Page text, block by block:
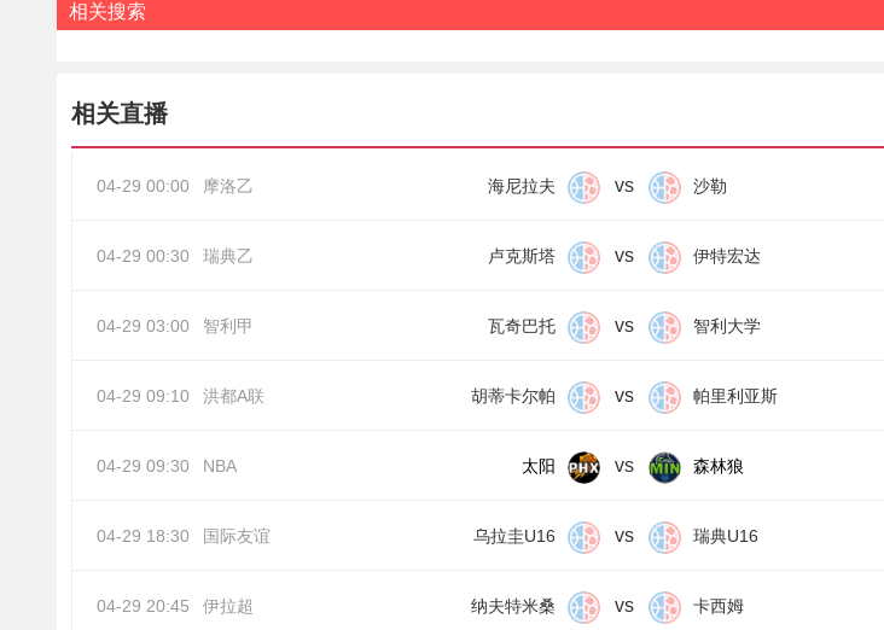
相关搜索
相关直播
04-29 00:00 摩洛乙 海尼拉夫 vs 沙勒
04-29 00:30 瑞典乙 卢克斯塔 vs 伊特宏达
04-29 03:00 智利甲 瓦奇巴托 vs 智利大学
04-29 09:10 洪都A联 胡蒂卡尔帕 vs 帕里利亚斯
04-29 09:30 NBA 太阳 vs 森林狼
04-29 18:30 国际友谊 乌拉圭U16 vs 瑞典U16
04-29 20:45 伊拉超 纳夫特米桑 vs 卡西姆